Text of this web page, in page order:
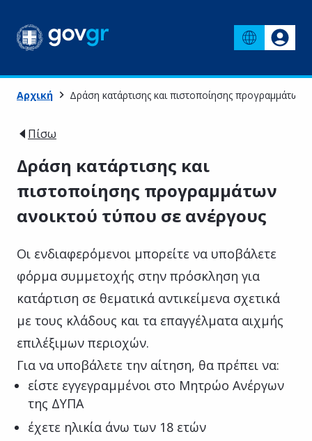
Αρχική Δράση κατάρτισης και πιστοποίησης
Πίσω
Δράση κατάρτισης και
πιστοποίησης προγραμμάτων
ανοικτού τύπου σε ανέργους
Οι ενδιαφερόμενοι μπορείτε να υποβάλετε
φόρμα συμμετοχής στην πρόσκληση για
κατάρτιση σε θεματικά αντικείμενα σχετικά
με τους κλάδους και τα επαγγέλματα αιχμής
επιλέξιμων περιοχών.
Για να υποβάλετε την αίτηση, θα πρέπει να:
είστε εγγεγραμμένοι στο Μητρώο Ανέργων
της ΔΥΠΑ
έχετε ηλικία άνω των 18 ετών